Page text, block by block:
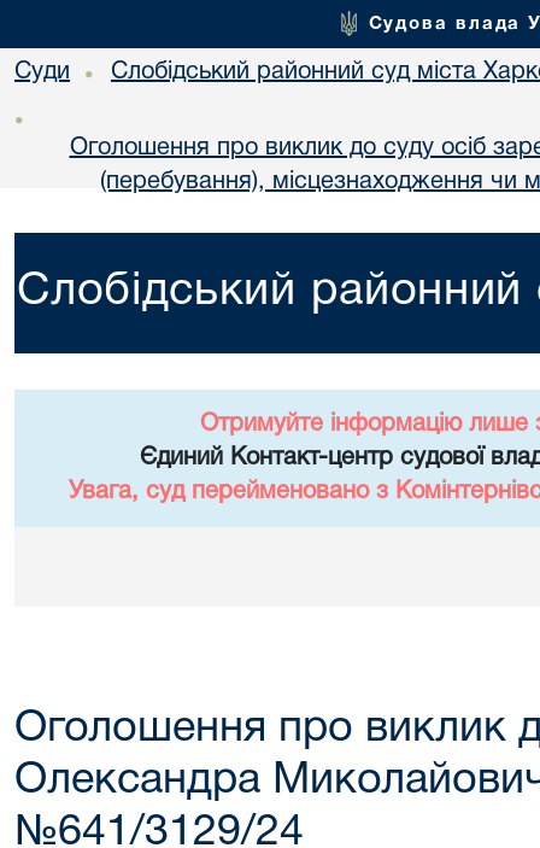
Судова влада
Суди • Слобідський районний суд міста
•
Оголошення про виклик до суду осіб
(перебування), місцезнаходження чи
Слобідський районний
Отримуйте інформацію лише
Єдиний Контакт-центр судової
Увага, суд перейменовано з
Оголошення про виклик
Олександра
№641/3129/24